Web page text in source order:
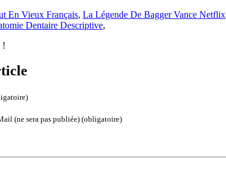
En Vieux Français, La Légende De Bagger Vance Netflix
Dentaire Descriptive,
!
(ne sera pas publiée) (obligatoire)